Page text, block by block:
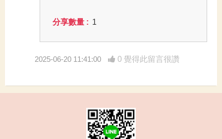
1
2025-06-20 11:41:00 0 覺得此留言很讚